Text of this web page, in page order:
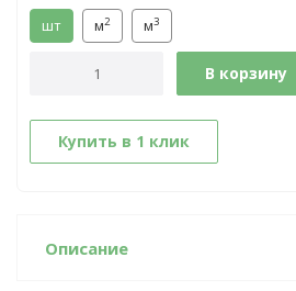
шт м2 м3
В корзину
Купить в 1 клик
Описание